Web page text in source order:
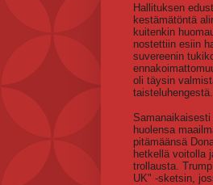
Hallituksen
kestämätöntä
kuitenkin
nostettiin esiin
suvereenin
oli täysin
taisteluhengestä.
huolensa
pitämäänsä
hetkellä voitolla
trollausta.
UK" -sketsin,